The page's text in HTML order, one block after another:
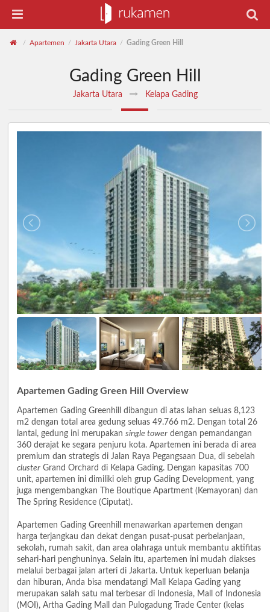
/ Apartemen / Jakarta Utara / Gading Green Hill
Gading Green Hill
Jakarta Utara Kelapa Gading
Apartemen Gading Green Hill Overview
Apartemen Gading Greenhill dibangun di atas lahan seluas 8,123
m2 dengan total area gedung seluas 49.766 m2. Dengan total 26
lantai, gedung ini merupakan single tower dengan pemandangan
360 derajat ke segara penjuru kota. Apartemen ini berada di area
premium dan strategis di Jalan Raya Pegangsaan Dua, di sebelah
cluster Grand Orchard di Kelapa Gading. Dengan kapasitas 700
unit, apartemen ini dimiliki oleh grup Gading Development, yang
juga mengembangkan The Boutique Apartment (Kemayoran) dan
The Spring Residence (Ciputat).
Apartemen Gading Greenhill menawarkan apartemen dengan
harga terjangkau dan dekat dengan pusat-pusat perbelanjaan,
sekolah, rumah sakit, dan area olahraga untuk membantu aktifitas
sehari-hari penghuninya. Selain itu, apartemen ini mudah diakses
melalui berbagai jalan arteri di Jakarta. Untuk keperluan belanja
dan hiburan, Anda bisa mendatangi Mall Kelapa Gading yang
merupakan salah satu mal terbesar di Indonesia, Mall of Indonesia
(MOI), Artha Gading Mall dan Pulogadung Trade Center (kelas